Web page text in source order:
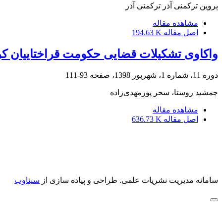
پروین ترکمنی آذر ترکمنی آذر
مشاهده مقاله
اصل مقاله 194.63 K
واکاوی تشکیلات قضایی حکومت قراختاییان
دوره 11، شماره 1، شهریور 1398، صفحه 93-111
جمشید روستا، سحر پورمهدی‌زاده
مشاهده مقاله
اصل مقاله 636.73 K
سامانه مدیریت نشریات علمی. طراحی و پیاده سازی از سیناوب